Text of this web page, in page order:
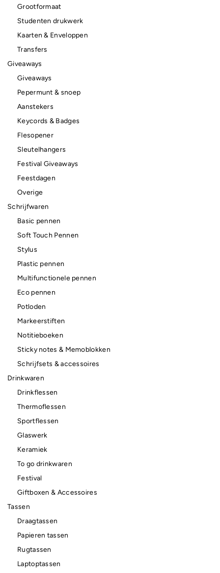
Grootformaat
Studenten drukwerk
Kaarten & Enveloppen
Transfers
Giveaways
Giveaways
Pepermunt & snoep
Aanstekers
Keycords & Badges
Flesopener
Sleutelhangers
Festival Giveaways
Feestdagen
Overige
Schrijfwaren
Basic pennen
Soft Touch Pennen
Stylus
Plastic pennen
Multifunctionele pennen
Eco pennen
Potloden
Markeerstiften
Notitieboeken
Sticky notes & Memoblokken
Schrijfsets & accessoires
Drinkwaren
Drinkflessen
Thermoflessen
Sportflessen
Glaswerk
Keramiek
To go drinkwaren
Festival
Giftboxen & Accessoires
Tassen
Draagtassen
Papieren tassen
Rugtassen
Laptoptassen